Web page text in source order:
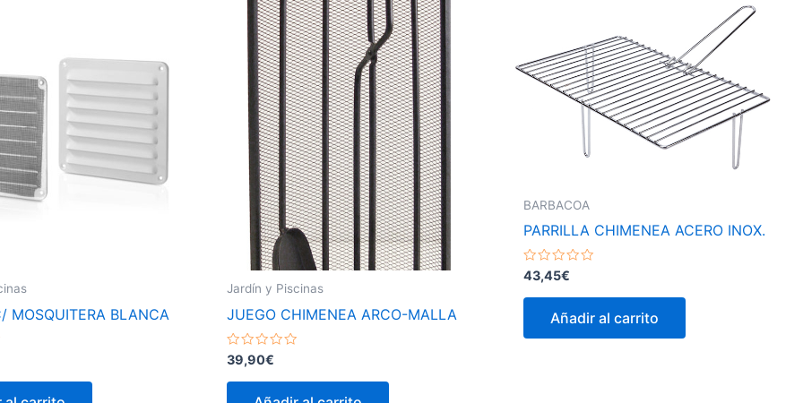
MOSQUITERA BLANCA
Jardín y Piscinas
JUEGO CHIMENEA ARCO-MALLA
Valorado
con
0
39,90€
BARBACOA
PARRILLA CHIMENEA ACERO INOX.
Valorado
con
0
43,45€
Añadir al carrito